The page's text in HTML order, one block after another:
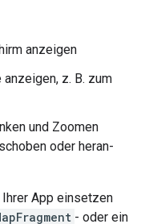
anzeigen
z. B. zum
und Zoomen
oder heran-
Ihrer App einsetzen
- oder ein